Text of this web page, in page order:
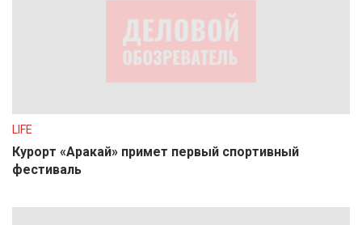
LIFE
Курорт «Аракай» примет первый спортивный
фестиваль